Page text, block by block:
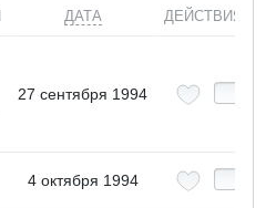
ДАТА ДЕЙСТВИЯ
27 сентября 1994
4 октября 1994